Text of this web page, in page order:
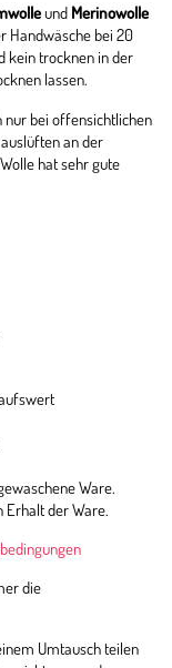
und Merinowolle
Handwäsche bei 20
kein trocknen in der
lassen.
nur bei offensichtlichen
an der
hat sehr gute
Ware.
Erhalt der Ware.
die
Umtausch teilen